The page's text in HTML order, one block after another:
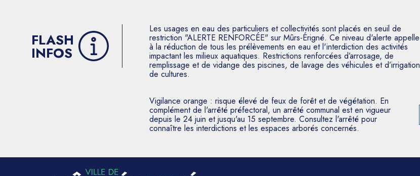
FLASH
INFOS
Les usages en eau des particuliers et collectivités sont placés en seuil de
restriction "ALERTE RENFORCÉE" sur Mûrs-Érigné. Ce niveau d'alerte appelle
à la réduction de tous les prélèvements en eau et l'interdiction des activités
impactant les milieux aquatiques. Restrictions renforcées d’arrosage, de
remplissage et de vidange des piscines, de lavage des véhicules et d’irrigation
de cultures.
Vigilance orange : risque élevé de feux de forêt et de végétation. En
complément de l'arrêté préfectoral, un arrêté communal est en vigueur
depuis le 24 juin et jusqu'au 15 septembre. Consultez l'arrêté pour
connaître les interdictions et les espaces arborés concernés.